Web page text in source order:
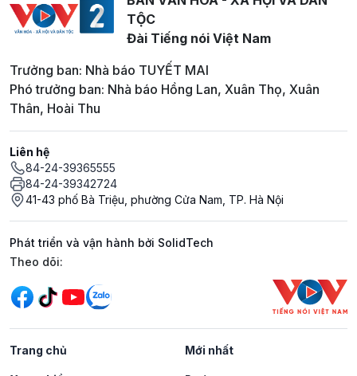
TỘC
Đài Tiếng nói Việt Nam
Trưởng ban: Nhà báo TUYẾT MAI
Phó trưởng ban: Nhà báo Hồng Lan, Xuân Thọ, Xuân
Thân, Hoài Thu
Liên hệ
84-24-39365555
84-24-39342724
41-43 phố Bà Triệu, phường Cửa Nam, TP. Hà Nội
Phát triển và vận hành bởi SolidTech
Mạng xã hội
Theo dõi:
Trang chủ Mới nhất